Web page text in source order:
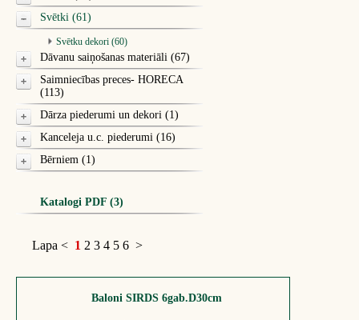
Svētki (61)
Svētku dekori (60)
Dāvanu saiņošanas materiāli (67)
Saimniecības preces- HORECA
(113)
Dārza piederumi un dekori (1)
Kanceleja u.c. piederumi (16)
Bērniem (1)
Katalogi PDF (3)
Lapa < 1 2 3 4 5 6 >
Baloni SIRDS 6gab.D30cm